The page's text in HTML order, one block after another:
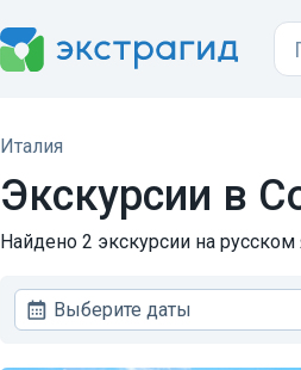
Италия
Экскурсии в
Найдено 2 экскурсии на
Выберите даты